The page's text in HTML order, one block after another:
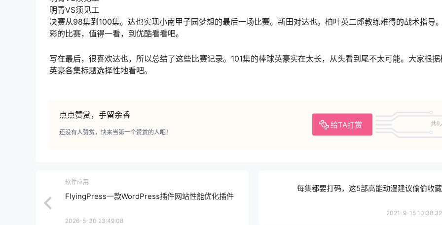
明青VS须见工
决赛从98集到100集。达也实现小南甲子园梦想的最后一场比赛。新田对达也。柏叶英二郎教练难得的战术指导
彩的比赛，值得一看，到优酷看看吧。
写在最后，很喜欢达也，所以总结了这些比赛记录。101集的棒球英豪实在太长，从头看到尾不太可能。大家根据
英豪各集标题选择性地看吧。
点点赞赏，手留余香
给TA打赏 共0
还没有人赞赏，快来当第一个赞赏的人吧！
软件应用
FlyingPress‌一款‌WordPress插件网站性能优化插件
2026-5-30 23:49:08
每集都要打码，这5部高能动漫建议偷偷收藏
2021-9-15 10:38:32